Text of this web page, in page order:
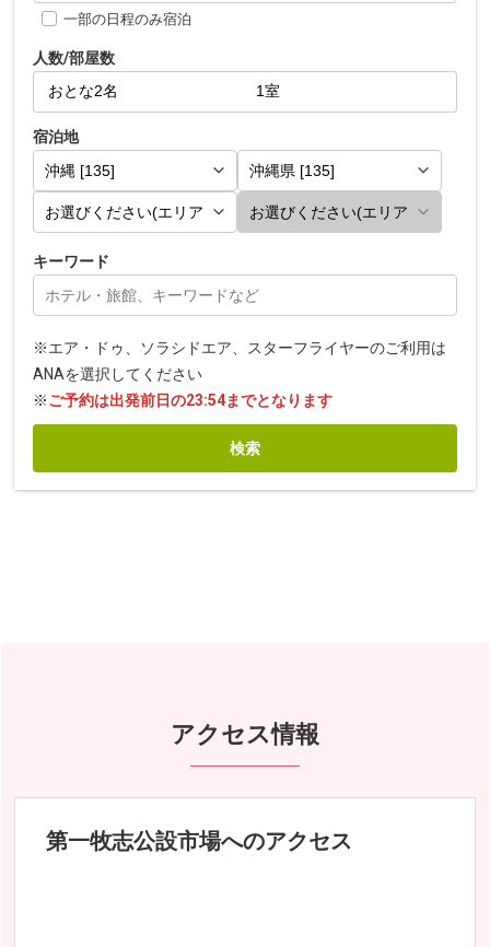
一部の日程のみ宿泊
人数/部屋数
宿泊地
キーワード
※エア・ドゥ、ソラシドエア、スターフライヤーのご利用は
ANAを選択してください
※ご予約は出発前日の23:54までとなります
検索
アクセス情報
第一牧志公設市場へのアクセス